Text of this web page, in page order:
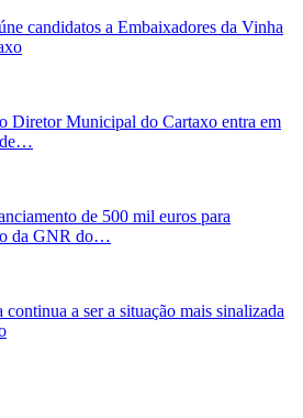
candidatos a Embaixadores da Vinha
Diretor Municipal do Cartaxo entra em
de…
de 500 mil euros para
da GNR do…
a ser a situação mais sinalizada